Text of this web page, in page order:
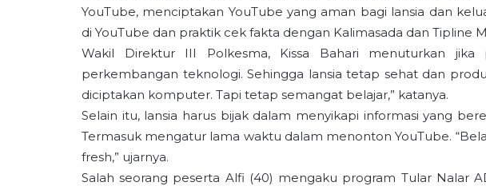
YouTube, menciptakan YouTube yang aman bagi lansia dan
di YouTube dan praktik cek fakta dengan Kalimasada dan Tipline
Wakil Direktur III Polkesma, Kissa Bahari menuturkan
perkembangan teknologi. Sehingga lansia tetap sehat dan
diciptakan komputer. Tapi tetap semangat belajar,” katanya.
Selain itu, lansia harus bijak dalam menyikapi informasi yang
Termasuk mengatur lama waktu dalam menonton YouTube.
fresh,” ujarnya.
Salah seorang peserta Alfi (40) mengaku program Tular Nalar